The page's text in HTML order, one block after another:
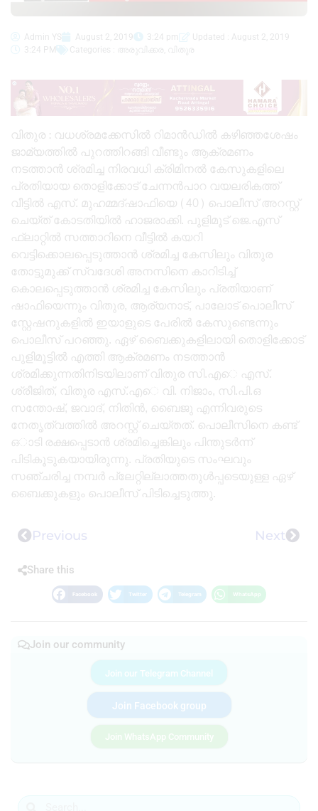
Admin YS August 2, 2019 3:24 pm
Updated : August 2, 2019
3:24 PM
Categories : അരുവിക്കര വിതുര
വിതുര : വധശ്രമക്കേസിൽ റിമാൻഡിൽ കഴിഞ്ഞശേഷം
ജാമ്യത്തിൽ പുറത്തിറങ്ങി വീണ്ടും ആക്രമണം
നടത്താൻ ശ്രമിച്ച നിരവധി ക്രിമിനൽ കേസുകളിലെ
പ്രതിയായ തൊളിക്കോട് ചേന്നൻപാറ വയലരികത്ത്
വീട്ടിൽ എസ്. മുഹമ്മദ്ഷാഫിയെ (40) പൊലീസ് അറസ്റ്റ്
ചെയ്ത് കോടതിയിൽ ഹാജരാക്കി. പുളിമൂട് ജെ.എസ്
ഫ്ലാറ്റിൽ സത്താറിനെ വീട്ടിൽ കയറി
വെട്ടിക്കൊലപ്പെടുത്താൻ ശ്രമിച്ച കേസിലും വിതുര
തോട്ടുമുക്ക് സ്വദേശി അനസിനെ കാറിടിച്ച്
കൊലപ്പെടുത്താൻ ശ്രമിച്ച കേസിലും പ്രതിയാണ്
ഷാഫിയെന്നും വിതുര, ആര്യനാട്, പാലോട് പൊലീസ്
സ്റ്റേഷനുകളിൽ ഇയാളുടെ പേരിൽ കേസുണ്ടെന്നും
പൊലീസ് പറഞ്ഞു. ഏഴ് ബൈക്കുകളിലായി തൊളിക്കോട്
പുളിമൂട്ടിൽ എത്തി ആക്രമണം നടത്താൻ
ശ്രമിക്കുന്നതിനിടയിലാണ് വിതുര സി.എെ എസ്.
ശ്രീജിത്, വിതുര എസ്.എെ വി. നിജാം, സി.പി.ഒ
സന്തോഷ്, ജവാദ്, നിതിൻ, ബൈജു എന്നിവരുടെ
നേതൃത്വത്തിൽ അറസ്റ്റ് ചെയ്തത്. പൊലീസിനെ കണ്ട്
ഒാടി രക്ഷപ്പെടാൻ ശ്രമിച്ചെങ്കിലും പിന്തുടർന്ന്
പിടികൂടുകയായിരുന്നു. പ്രതിയുടെ സംഘവും
സഞ്ചരിച്ച നമ്പർ പ്ലേറ്റില്ലാത്തതുൾപ്പടെയുള്ള ഏഴ്
ബൈക്കുകളും പൊലീസ് പിടിച്ചെടുത്തു.
Previous Next
Share this
Facebook Twitter Telegram WhatsApp
Join our community
Join our Telegram Channel
Join Facebook group
Join WhatsApp Community